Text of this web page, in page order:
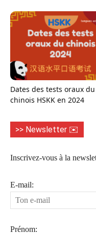
Dates des tests oraux du
chinois HSKK en 2024
>> Newsletter ✉️
Inscrivez-vous à la
E-mail:
Prénom: